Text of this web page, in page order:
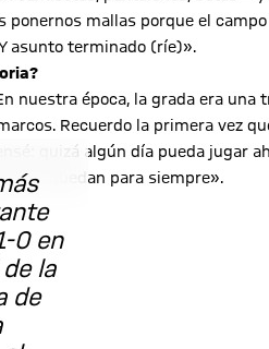
ponernos mallas porque el
asunto terminado (ríe)».
nuestra época, la grada era
Recuerdo la primera vez
quizá algún día pueda jugar
se quedan para siempre».
0 en
la
de